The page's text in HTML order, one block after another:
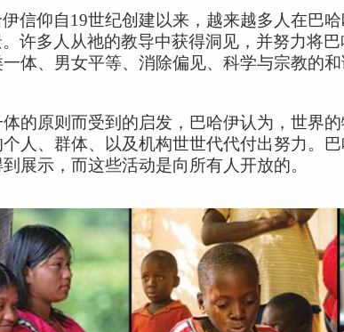
伊信仰自19世纪创建以来，越来越多人在巴
许多人从祂的教导中获得洞见，并努力将
体、男女平等、消除偏见、科学与宗教的和
的原则而受到的启发，巴哈伊认为，世界
人、群体、以及机构世世代代付出努力。
展示，而这些活动是向所有人开放的。